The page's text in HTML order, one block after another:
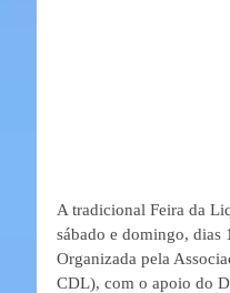
A tradicional Feira da
sábado e domingo, dias
Organizada pela
CDL), com o apoio do